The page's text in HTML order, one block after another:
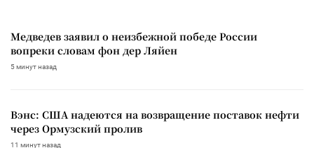
Медведев заявил о неизбежной победе России
вопреки словам фон дер Ляйен
5 минут назад
Вэнс: США надеются на возвращение поставок нефти
через Ормузский пролив
11 минут назад